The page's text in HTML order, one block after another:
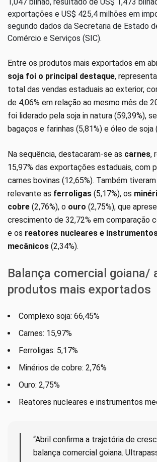
1,047 bilhão, resultado de US$ 1,473
exportações e US$ 425,4 milhões em
segundo dados da Secretaria de Estado
Comércio e Serviços (SIC).
Entre os produtos mais exportados em
soja foi o principal destaque,
total das vendas estaduais ao exterior,
de 4,06% em relação ao mesmo mês de
foi liderado pela soja in natura (59,39%),
bagaços e farinhas (5,81%) e óleo de soja
Na sequência, destacaram-se as carnes,
15,97% das exportações estaduais, com
carnes bovinas (12,65%). Também
relevante as ferroligas (5,17%), os
cobre (2,76%), o ouro (2,75%), que
crescimento de 32,72% em comparação
e os reatores nucleares e
mecânicos (2,34%).
Balança comercial goiana/
produtos mais exportados
Complexo soja: 66,45%
Carnes: 15,97%
Ferroligas: 5,17%
Minérios de cobre: 2,76%
Ouro: 2,75%
Reatores nucleares e instrumentos
“Abril confirma a trajetória de
balança comercial goiana.